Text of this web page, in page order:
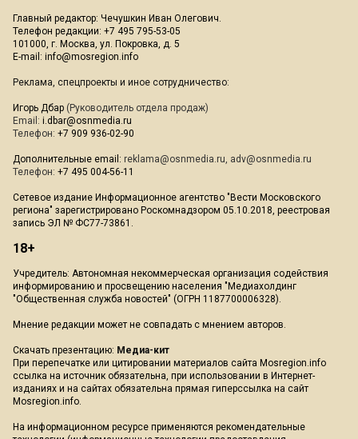
Главный редактор: Чечушкин Иван Олегович.
Телефон редакции: +7 495 795-53-05
101000, г. Москва, ул. Покровка, д. 5
E-mail: info@mosregion.info
Реклама, спецпроекты и иное сотрудничество:
Игорь Дбар (Руководитель отдела продаж)
Email: i.dbar@osnmedia.ru
Телефон: +7 909 936-02-90
Дополнительные email: reklama@osnmedia.ru, adv@osnmedia.ru
Телефон: +7 495 004-56-11
Сетевое издание Информационное агентство "Вести Московского
региона" зарегистрировано Роскомнадзором 05.10.2018, реестровая
запись ЭЛ № ФС77-73861.
18+
Учредитель: Автономная некоммерческая организация содействия
информированию и просвещению населения "Медиахолдинг
"Общественная служба новостей" (ОГРН 1187700006328).
Мнение редакции может не совпадать с мнением авторов.
Скачать презентацию: Медиа-кит
При перепечатке или цитировании материалов сайта Mosregion.info
ссылка на источник обязательна, при использовании в Интернет-
изданиях и на сайтах обязательна прямая гиперссылка на сайт
Mosregion.info.
На информационном ресурсе применяются рекомендательные